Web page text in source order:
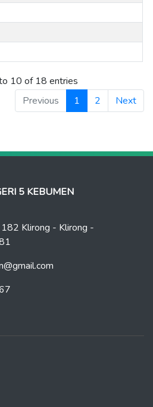
10 of 18 entries
Previous
1 2 Next
5 KEBUMEN
182 Klirong - Klirong -